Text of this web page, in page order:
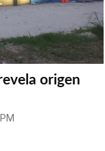
origen